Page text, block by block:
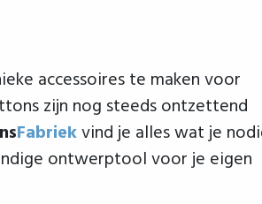
accessoires te maken voor
zijn nog steeds ontzettend
Fabriekvind je alles wat je
ontwerptool voor je eigen